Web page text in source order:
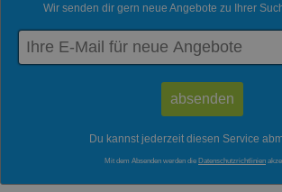
Wir senden dir gern neue Angebote zu Ihrer
Du kannst jederzeit diesen Service
Mit dem Absenden werden die Datenschutzrichtlinien